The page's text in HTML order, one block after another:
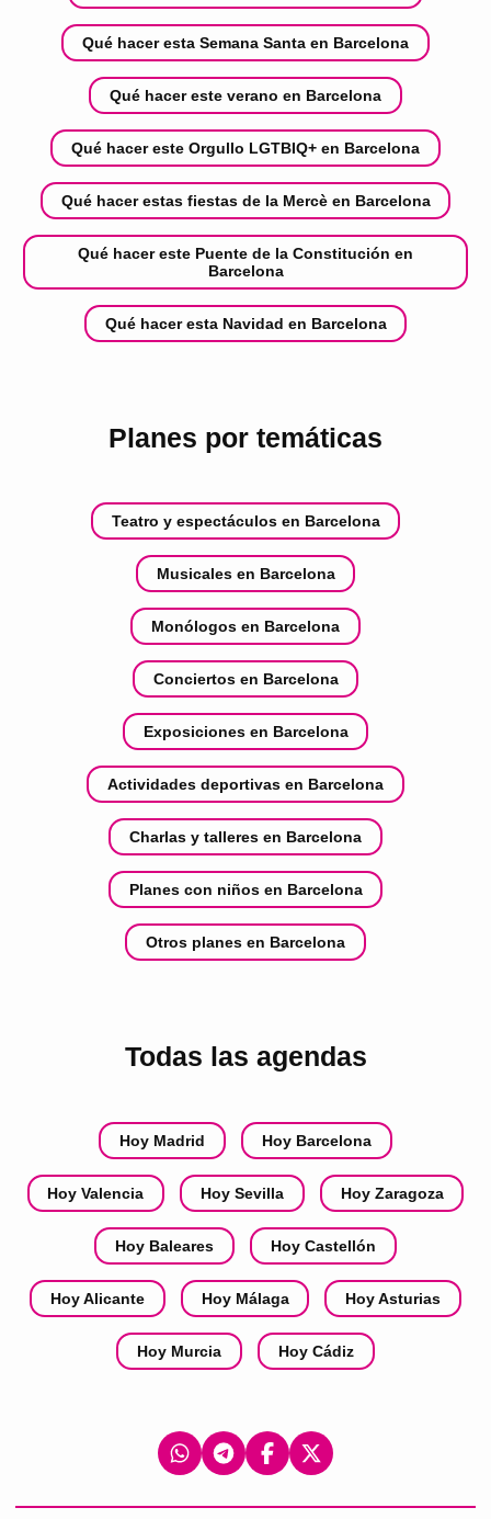
Qué hacer esta Semana Santa en Barcelona
Qué hacer este verano en Barcelona
Qué hacer este Orgullo LGTBIQ+ en Barcelona
Qué hacer estas fiestas de la Mercè en Barcelona
Qué hacer este Puente de la Constitución en
Barcelona
Qué hacer esta Navidad en Barcelona
Planes por temáticas
Teatro y espectáculos en Barcelona
Musicales en Barcelona
Monólogos en Barcelona
Conciertos en Barcelona
Exposiciones en Barcelona
Actividades deportivas en Barcelona
Charlas y talleres en Barcelona
Planes con niños en Barcelona
Otros planes en Barcelona
Todas las agendas
Hoy Madrid Hoy Barcelona
Hoy Valencia Hoy Sevilla Hoy Zaragoza
Hoy Baleares Hoy Castellón
Hoy Alicante Hoy Málaga Hoy Asturias
Hoy Murcia Hoy Cádiz